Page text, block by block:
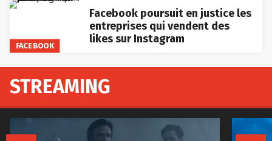
FACEBOOK
Facebook poursuit en justice les
entreprises qui vendent des
likes sur Instagram
STREAMING